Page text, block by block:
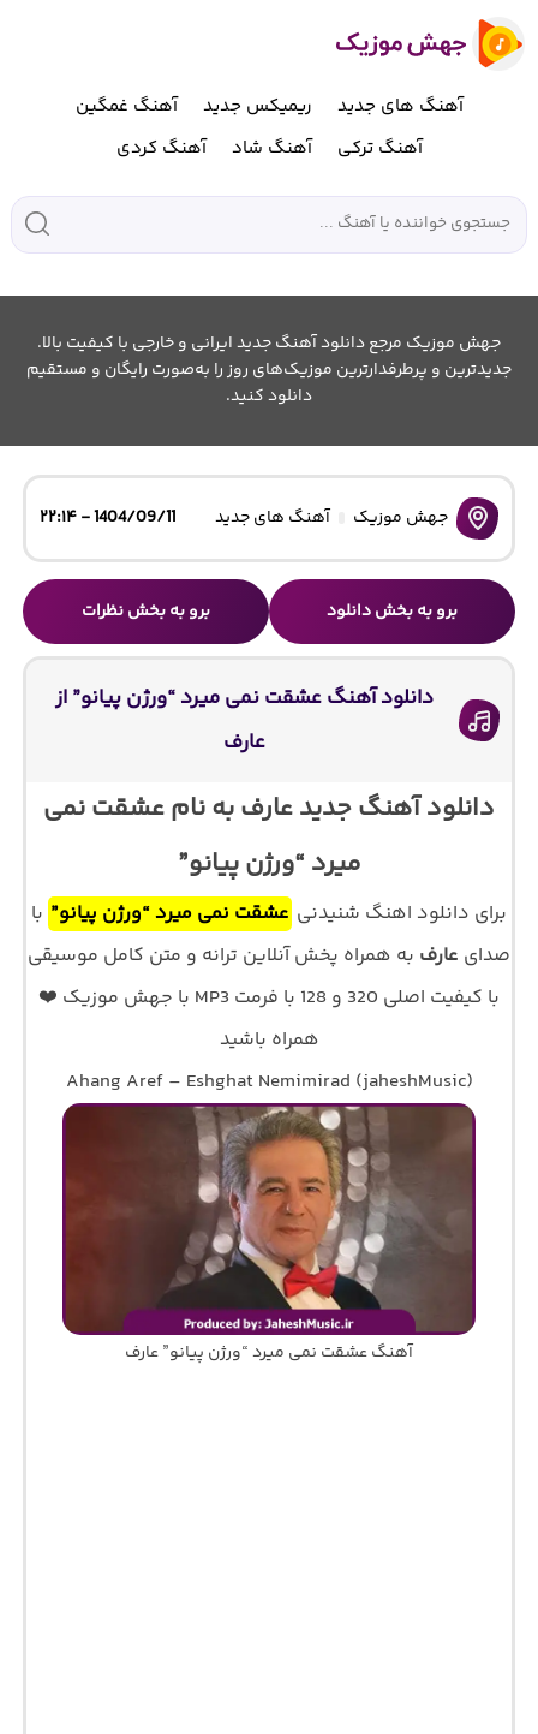
آهنگ های جدید ریمیکس جدید
آهنگ غمگین
آهنگ ترکی
آهنگ شاد آهنگ کردی
جهش موزیک مرجع دانلود آهنگ جدید ایرانی و خارجی با کیفیت بالا.
جدیدترین و پرطرفدارترین موزیک‌های روز را به‌صورت رایگان و مستقیم
دانلود کنید.
جهش موزیک آهنگ های جدید 1404/09/11 - ۲۲:۱۴
برو به بخش دانلود برو به بخش نظرات
دانلود آهنگ عشقت نمی میرد “ورژن پیانو” از
عارف
دانلود آهنگ جدید عارف به نام عشقت نمی
میرد “ورژن پیانو”
برای دانلود اهنگ شنیدنی عشقت نمی میرد “ورژن پیانو” با
صدای عارف به همراه پخش آنلاین ترانه و متن کامل موسیقی
با کیفیت اصلی 320 و 128 با فرمت MP3 با جهش موزیک ❤️
همراه باشید
Ahang Aref – Eshghat Nemimirad (jaheshMusic)
آهنگ عشقت نمی میرد “ورژن پیانو” عارف